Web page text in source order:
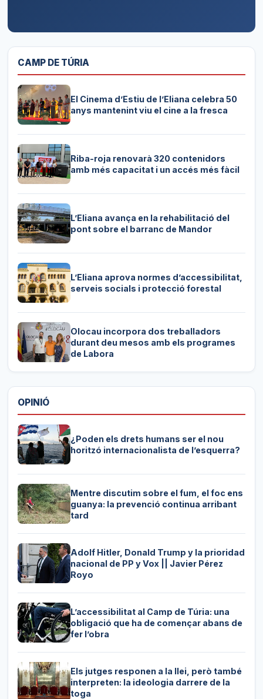
CAMP DE TÚRIA
El Cinema d’Estiu de l’Eliana celebra 50
anys mantenint viu el cine a la fresca
Riba-roja renovarà 320 contenidors
amb més capacitat i un accés més fàcil
L’Eliana avança en la rehabilitació del
pont sobre el barranc de Mandor
L’Eliana aprova normes d’accessibilitat,
serveis socials i protecció forestal
Olocau incorpora dos treballadors
durant deu mesos amb els programes
de Labora
OPINIÓ
¿Poden els drets humans ser el nou
horitzó internacionalista de l’esquerra?
Mentre discutim sobre el fum, el foc ens
guanya: la prevenció continua arribant
tard
Adolf Hitler, Donald Trump y la prioridad
nacional de PP y Vox || Javier Pérez
Royo
L’accessibilitat al Camp de Túria: una
obligació que ha de començar abans de
fer l’obra
Els jutges responen a la llei, però també
interpreten: la ideologia darrere de la
toga